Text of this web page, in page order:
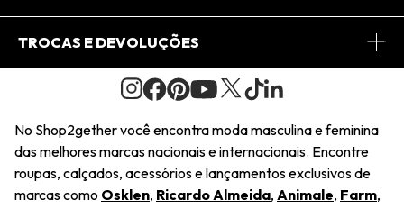
Journal
Saiu na Mídia
Sustentabilidade
Regulamento e Promoções
Minha Conta
Pedido de Presente
Wishlist
TROCAS E DEVOLUÇÕES
Condições Gerais
Troca Fácil
Restituição de Pagamento
No Shop2gether você encontra moda masculina e feminina
das melhores marcas nacionais e internacionais. Encontre
roupas, calçados, acessórios e lançamentos exclusivos de
marcas como Osklen, Ricardo Almeida, Animale, Farm,